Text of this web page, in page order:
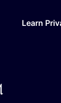
Learn